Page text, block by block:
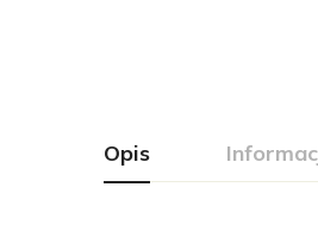
Opis